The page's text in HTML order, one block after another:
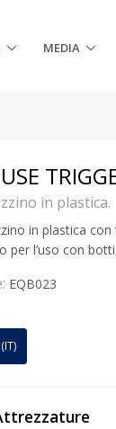
MEDIA
in plastica.
in plastica
per l’uso con
EQB023